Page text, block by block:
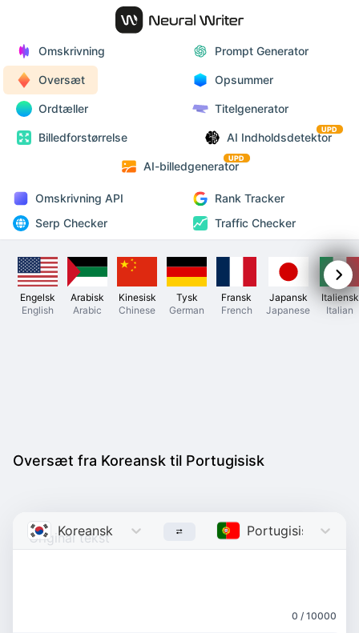
Omskrivning Prompt Generator
Oversæt Opsummer
Ordtæller Titelgenerator
Billedforstørrelse AI Indholdsdetektor
UPD
AI-billedgenerator
UPD
Omskrivning API
Rank Tracker
Serp Checker
Traffic Checker
Engelsk
English
Arabisk
Arabic
Kinesisk
Chinese
Tysk
German
Fransk
French
Japansk
Japanese
Italiensk
Italian
Oversæt fra Koreansk til Portugisisk
Koreansk Korean Portugisisk
0 / 10000